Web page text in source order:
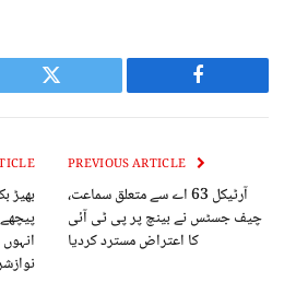
Facebook
آرٹیکل 63 اے سے متعلق سماعت،
چیف جسٹس نے بینچ پر پی ٹی آئی
کا اعتراض مسترد کردیا
بھیڑ